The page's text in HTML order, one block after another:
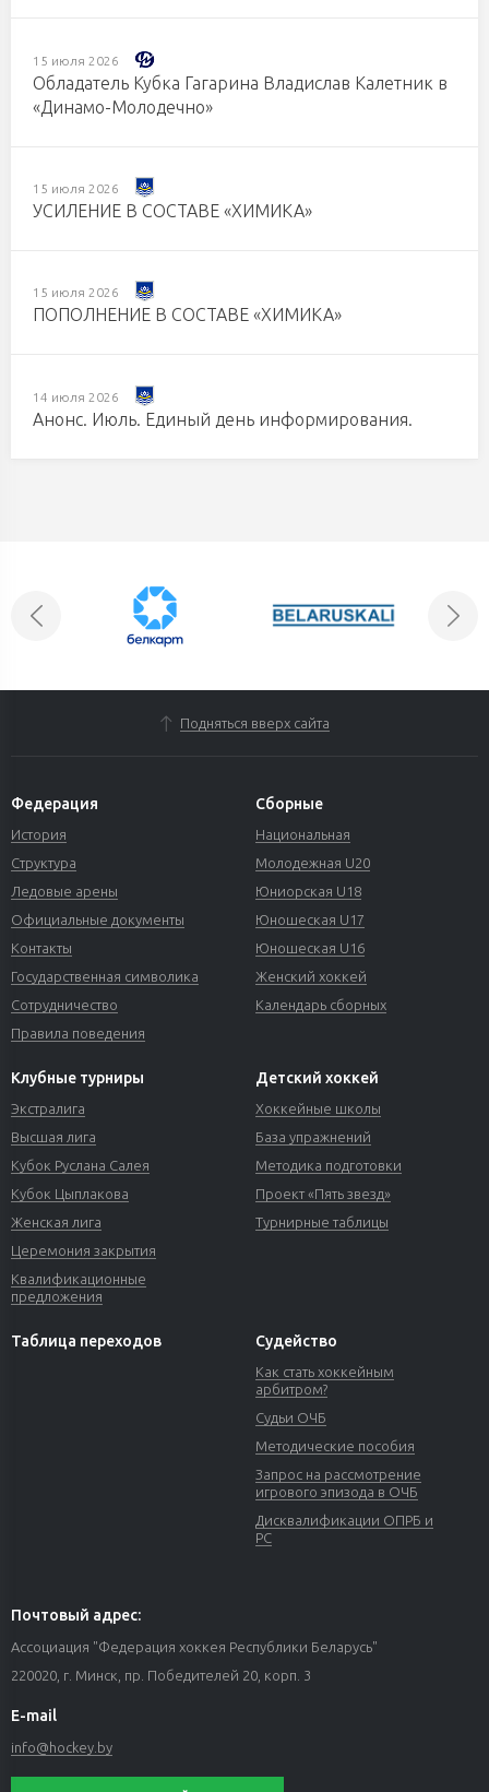
15 июля 2026
Обладатель Кубка Гагарина Владислав Калетник в
«Динамо-Молодечно»
15 июля 2026
УСИЛЕНИЕ В СОСТАВЕ «ХИМИКА»
15 июля 2026
ПОПОЛНЕНИЕ В СОСТАВЕ «ХИМИКА»
14 июля 2026
Анонс. Июль. Единый день информирования.
Подняться вверх сайта
Федерация
История
Структура
Ледовые арены
Официальные документы
Контакты
Государственная символика
Сотрудничество
Правила поведения
Сборные
Национальная
Молодежная U20
Юниорская U18
Юношеская U17
Юношеская U16
Женский хоккей
Календарь сборных
Клубные турниры
Экстралига
Высшая лига
Кубок Руслана Салея
Кубок Цыплакова
Женская лига
Церемония закрытия
Квалификационные
предложения
Детский хоккей
Хоккейные школы
База упражнений
Методика подготовки
Проект «Пять звезд»
Турнирные таблицы
Таблица переходов Судейство
Как стать хоккейным
арбитром?
Судьи ОЧБ
Методические пособия
Запрос на рассмотрение
игрового эпизода в ОЧБ
Дисквалификации ОПРБ и
РС
Почтовый адрес:
Ассоциация "Федерация хоккея Республики Беларусь"
220020, г. Минск, пр. Победителей 20, корп. 3
E-mail
info@hockey.by